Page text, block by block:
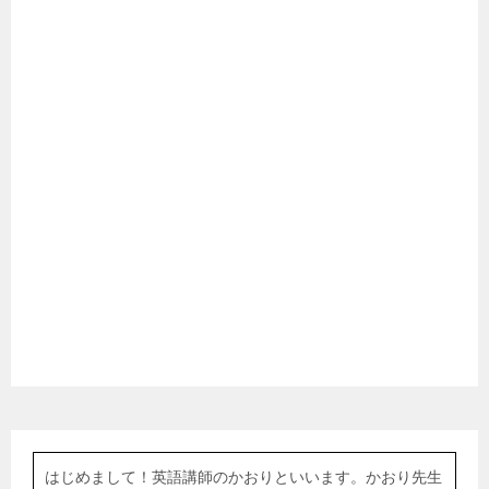
はじめまして！英語講師のかおりといいます。かおり先生